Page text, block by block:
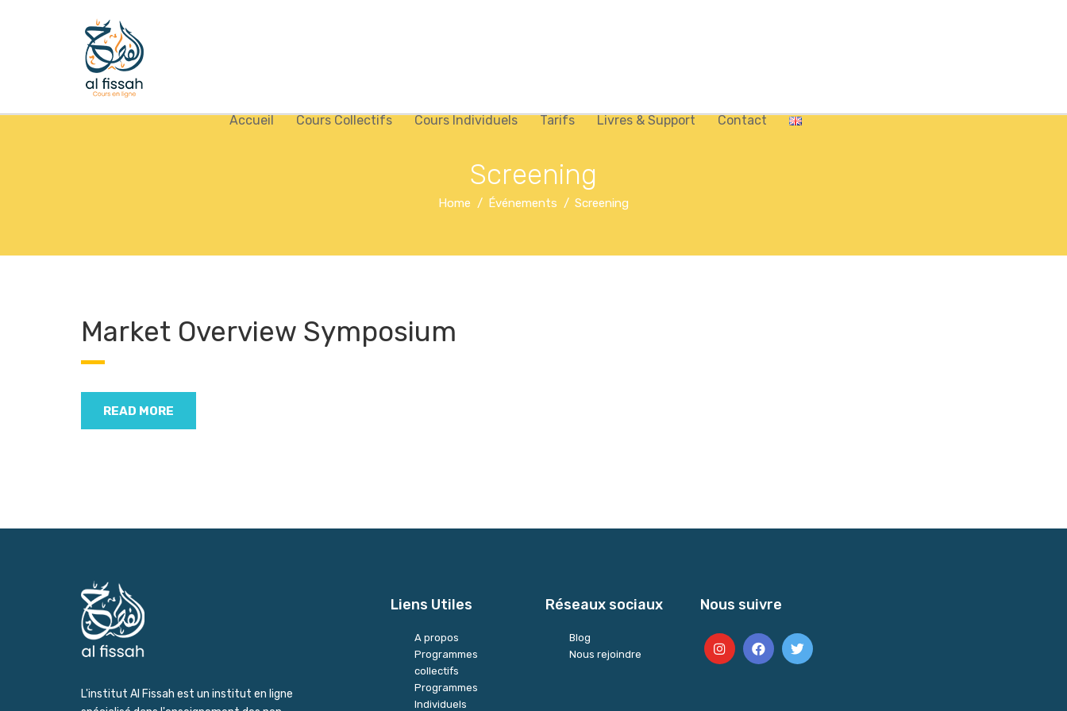
Accueil Cours Collectifs Cours Individuels Tarifs Livres & Support Contact
Screening
Home Événements Screening
Market Overview Symposium
READ MORE
L'institut Al Fissah est un institut en ligne
Liens Utiles
A propos
Programmes
collectifs
Programmes
Individuels
Réseaux sociaux
Blog
Nous rejoindre
Nous suivre